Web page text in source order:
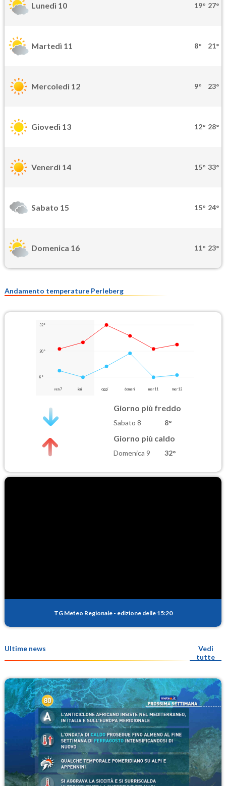
Lunedì 10 19° 27°
Martedì 11 8° 21°
Mercoledì 12 9° 23°
Giovedì 13 12° 28°
Venerdì 14 15° 33°
Sabato 15 15° 24°
Domenica 16 11° 23°
Andamento temperature Perleberg
32°
20°
8°
ven 7 ieri oggi domani mar 11 mer 12
Giorno più freddo
Sabato 8 8°
Giorno più caldo
Domenica 9 32°
TG Meteo Regionale - edizione delle 15:20
Ultime news
Vedi
tutte